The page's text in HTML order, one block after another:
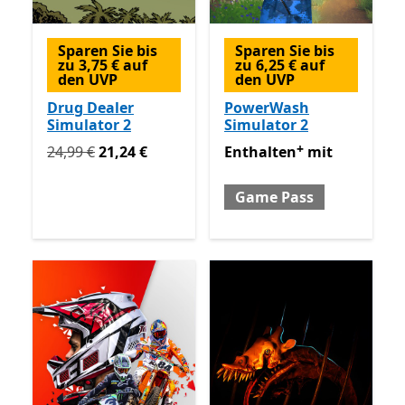
Sparen Sie bis
zu 3,75 € auf
den UVP
Drug Dealer
Simulator 2
Ursprünglich 24,99 € jetzt 21,24 €
24,99 €21,24 €
Sparen Sie bis
zu 6,25 € auf
den UVP
PowerWash
Simulator 2
Enthalten mit Game Pass
Enthalten+ mit
Game Pass